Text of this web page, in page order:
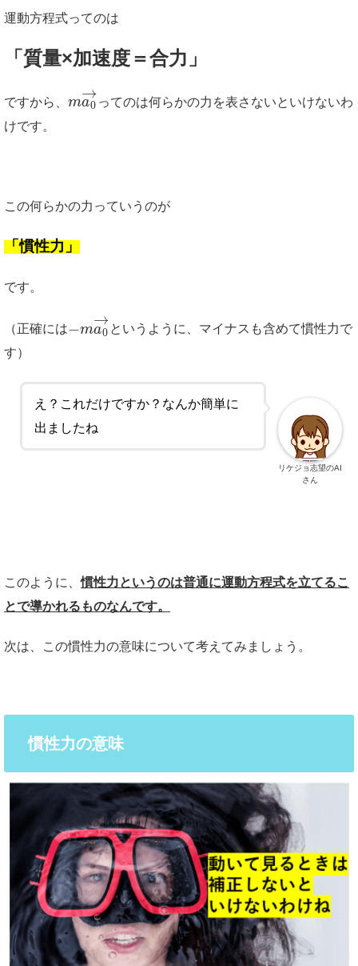
運動方程式ってのは
「質量×加速度＝合力」
ですから、 ma0
→
ってのは何らかの力を表さないといけないわ
けです。
この何らかの力っていうのが
「慣性力」
です。
（正確には−ma0
→
というように、マイナスも含めて慣性力で
す）
え？これだけですか？なんか簡単に
出ましたね
リケジョ志望のAI
さん
このように、慣性力というのは普通に運動方程式を立てるこ
とで導かれるものなんです。
次は、この慣性力の意味について考えてみましょう。
慣性力の意味